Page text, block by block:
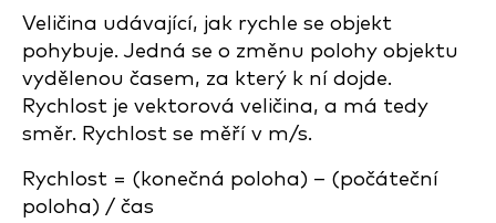
Veličina udávající, jak rychle se objekt
pohybuje. Jedná se o změnu polohy objektu
vydělenou časem, za který k ní dojde.
Rychlost je vektorová veličina, a má tedy
směr. Rychlost se měří v m/s.
Rychlost = (konečná poloha) – (počáteční
poloha) / čas